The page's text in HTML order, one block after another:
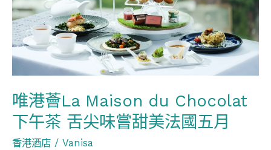
唯港薈La Maison du Chocolat
下午茶 舌尖味嘗甜美法國五月
香港酒店 / Vanisa
du
Chocolat
下
舌
尖
味